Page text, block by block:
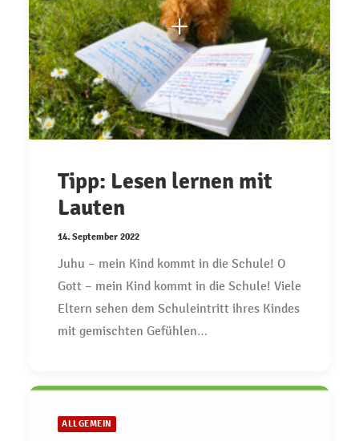
Tipp: Lesen lernen mit
Lauten
14. September 2022
Juhu – mein Kind kommt in die Schule! O
Gott – mein Kind kommt in die Schule! Viele
Eltern sehen dem Schuleintritt ihres Kindes
mit gemischten Gefühlen…
ALLGEMEIN